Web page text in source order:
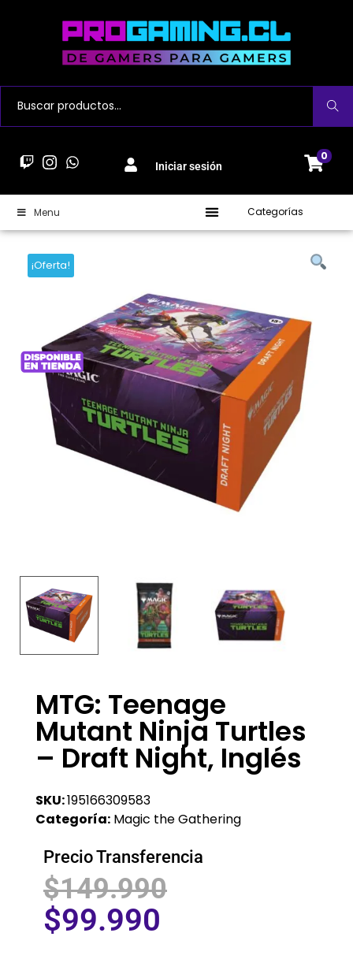
Buscar
Iniciar sesión
0
Menu Categorías
¡Oferta!
MTG: Teenage
Mutant Ninja Turtles
– Draft Night, Inglés
SKU:195166309583
Categoría: Magic the Gathering
Precio Transferencia
$149.990
$99.990